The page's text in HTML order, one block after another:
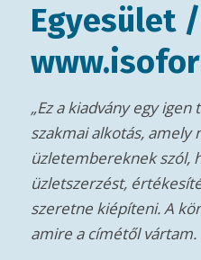
tartalmas, érdekes
nemcsak
hanem mindenkinek, aki
vagy kapcsolatokat
többet nyújt, mint